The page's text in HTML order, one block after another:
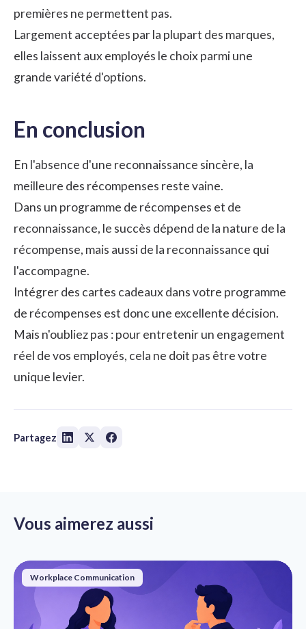
premières ne permettent pas.
Largement acceptées par la plupart des marques,
elles laissent aux employés le choix parmi une
grande variété d'options.
En conclusion
En l'absence d'une reconnaissance sincère, la
meilleure des récompenses reste vaine.
Dans un programme de récompenses et de
reconnaissance, le succès dépend de la nature de la
récompense, mais aussi de la reconnaissance qui
l'accompagne.
Intégrer des cartes cadeaux dans votre programme
de récompenses est donc une excellente décision.
Mais n'oubliez pas : pour entretenir un engagement
réel de vos employés, cela ne doit pas être votre
unique levier.
Partagez
Vous aimerez aussi
Workplace Communication